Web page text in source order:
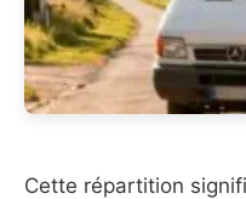
Cette répartition